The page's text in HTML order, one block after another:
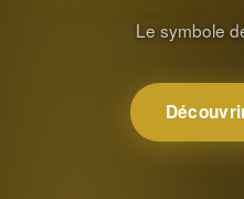
Le symbole